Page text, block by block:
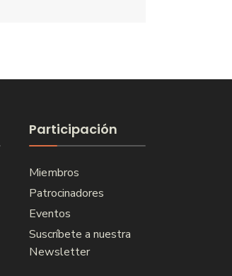
Participación
Miembros
Patrocinadores
Eventos
Suscríbete a nuestra
Newsletter